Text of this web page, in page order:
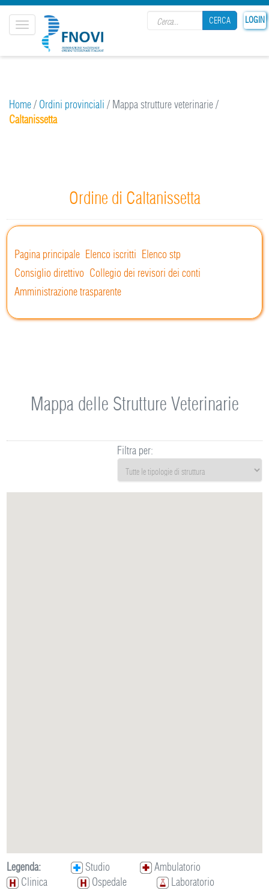
LOGIN
CERCA
Toggle
navigation
Home/ Ordini provinciali / Mappa strutture veterinarie/
Caltanissetta
Ordine di Caltanissetta
Pagina principale Elenco iscritti Elenco stp
Consiglio direttivo Collegio dei revisori dei conti
Amministrazione trasparente
Mappa delle Strutture Veterinarie
Filtra per:
Legenda: Studio
Ambulatorio
Clinica
Ospedale Laboratorio